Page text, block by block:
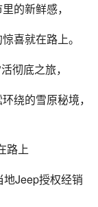
的新鲜感，
喜就在路上。
彻底之旅，
绕的雪原秘境，
地Jeep授权经销